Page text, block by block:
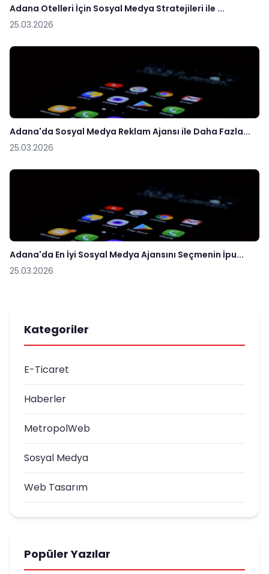
Adana Otelleri İçin Sosyal Medya Stratejileri ile ...
25.03.2026
Adana'da Sosyal Medya Reklam Ajansı ile Daha Fazla...
25.03.2026
Adana'da En İyi Sosyal Medya Ajansını Seçmenin İpu...
25.03.2026
Kategoriler
E-Ticaret
Haberler
MetropolWeb
Sosyal Medya
Web Tasarım
Popüler Yazılar